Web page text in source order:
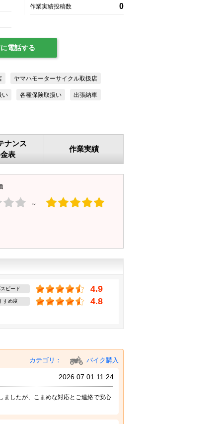
作業実績投稿数 0
電話する
ヤマハモーターサイクル取扱店
い 各種保険取扱い 出張納車
ナンス
表
作業実績
～
ピード 4.9
すめ度 4.8
カテゴリ： バイク購入
2026.07.01 11:24
ましたが、こまめな対応とご連絡で安心